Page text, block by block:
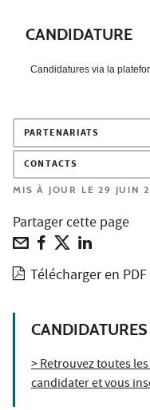
CANDIDATURE
Candidatures via la
PARTENARIATS
CONTACTS
MIS À JOUR LE 29 JUIN
Partager cette page
Télécharger en PDF
> Retrouvez toutes
candidater et vous